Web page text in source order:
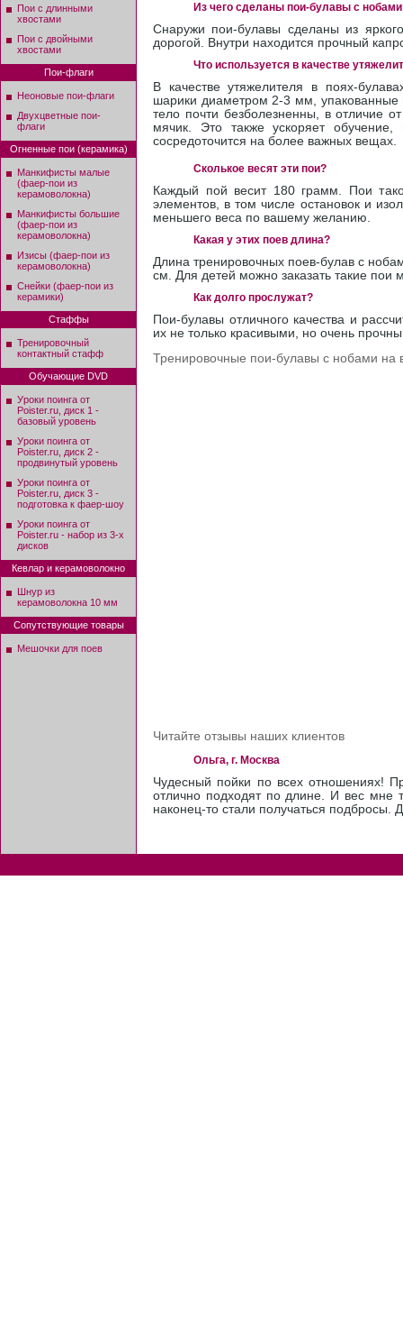
Из чего сделаны пои-булавы с
Снаружи пои-булавы сделаны из
дорогой. Внутри находится прочный
Что используется в качестве
В качестве утяжелителя в поях-
шарики диаметром 2-3 мм,
тело почти безболезненны, в отличие
мячик. Это также ускоряет
сосредоточится на более важных вещах.
Сколькое весят эти пои?
Каждый пой весит 180 грамм. Пои
элементов, в том числе остановок и
меньшего веса по вашему желанию.
Какая у этих поев длина?
Длина тренировочных поев-булав с
см. Для детей можно заказать такие пои
Как долго прослужат?
Пои-булавы отличного качества и
их не только красивыми, но очень
Тренировочные пои-булавы с нобами на
Читайте отзывы наших клиентов
Ольга, г. Москва
Чудесный пойки по всех отношениях!
отлично подходят по длине. И вес мне
наконец-то стали получаться подбросы.
Пои с длинными
хвостами
Пои с двойными
хвостами
Пои-флаги
Неоновые пои-флаги
Двухцветные пои-
флаги
Огненные пои (керамика)
Манкифисты малые
(фаер-пои из
керамоволокна)
Манкифисты большие
(фаер-пои из
керамоволокна)
Изисы (фаер-пои из
керамоволокна)
Снейки (фаер-пои из
керамики)
Стаффы
Тренировочный
контактный стафф
Обучающие DVD
Уроки поинга от
Poister.ru, диск 1 -
базовый уровень
Уроки поинга от
Poister.ru, диск 2 -
продвинутый уровень
Уроки поинга от
Poister.ru, диск 3 -
подготовка к фаер-шоу
Уроки поинга от
Poister.ru - набор из 3-х
дисков
Кевлар и керамоволокно
Шнур из
керамоволокна 10 мм
Сопутствующие товары
Мешочки для поев